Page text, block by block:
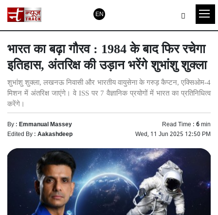
EN
भारत का बढ़ा गौरव : 1984 के बाद फिर रचेगा
इतिहास, अंतरिक्ष की उड़ान भरेंगे शुभांशु शुक्ला
शुभांशु शुक्ला, लखनऊ निवासी और भारतीय वायुसेना के गरुड़ कैप्टन, एक्सिओम-4
मिशन में अंतरिक्ष जाएंगे। वे ISS पर 7 वैज्ञानिक प्रयोगों में भारत का प्रतिनिधित्व
करेंगे।
By :Emmanual Massey Read Time :6min
Edited By :Aakashdeep Wed, 11 Jun 2025 12:50 PM